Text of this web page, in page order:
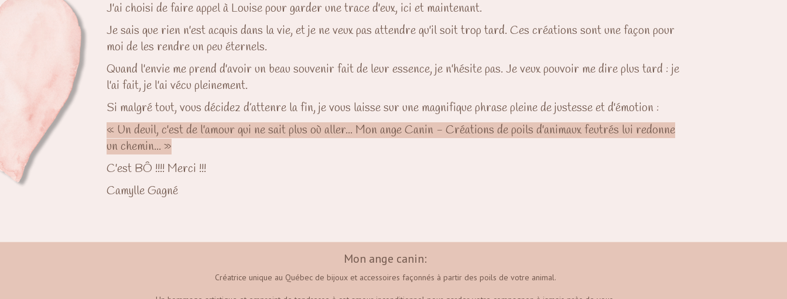
J'ai choisi de faire appel à Louise pour garder une trace d'eux, ici et maintenant.
Je sais que rien n'est acquis dans la vie, et je ne veux pas attendre qu'il soit trop tard. Ces créations sont une façon pour
moi de les rendre un peu éternels.
Quand l'envie me prend d'avoir un beau souvenir fait de leur essence, je n'hésite pas. Je veux pouvoir me dire plus tard : je
l'ai fait, je l'ai vécu pleinement.
Si malgré tout, vous décidez d’attenre la fin, je vous laisse sur une magnifique phrase pleine de justesse et d'émotion :
« Un deuil, c'est de l'amour qui ne sait plus où aller... Mon ange Canin - Créations de poils d'animaux feutrés lui redonne
un chemin... »
C'est BÔ !!!! Merci !!!
Camylle Gagné
Mon ange canin:
Créatrice unique au Québec de bijoux et accessoires façonnés à partir des poils de votre animal.